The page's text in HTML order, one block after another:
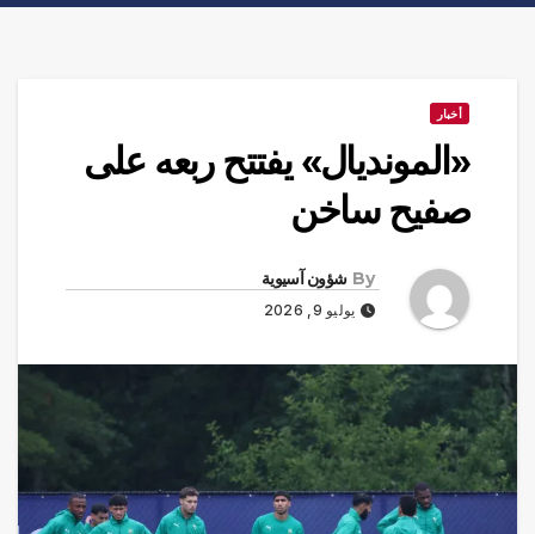
أخبار
«المونديال» يفتتح ربعه على
صفيح ساخن
By شؤون آسيوية
يوليو 9, 2026